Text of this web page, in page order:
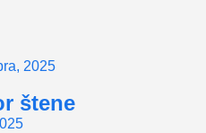
2025
štene